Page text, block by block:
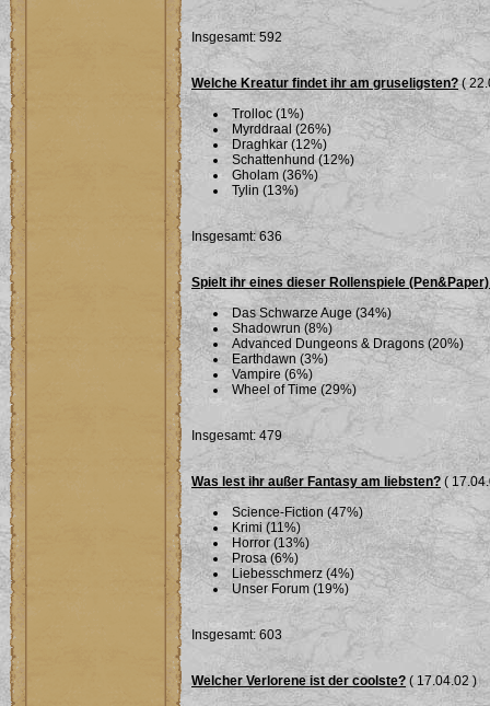
Insgesamt: 592
Welche Kreatur findet ihr am gruseligsten?(
Trolloc (1%)
Myrddraal (26%)
Draghkar (12%)
Schattenhund (12%)
Gholam (36%)
Tylin (13%)
Insgesamt: 636
Spielt ihr eines dieser Rollenspiele
Das Schwarze Auge (34%)
Shadowrun (8%)
Advanced Dungeons & Dragons (20%)
Earthdawn (3%)
Vampire (6%)
Wheel of Time (29%)
Insgesamt: 479
Was lest ihr außer Fantasy am liebsten? (
Science-Fiction (47%)
Krimi (11%)
Horror (13%)
Prosa (6%)
Liebesschmerz (4%)
Unser Forum (19%)
Insgesamt: 603
Welcher Verlorene ist der coolste? ( 17.04.02 )